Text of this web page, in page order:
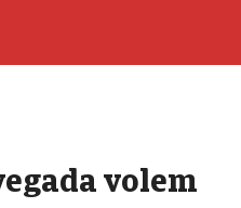
volem